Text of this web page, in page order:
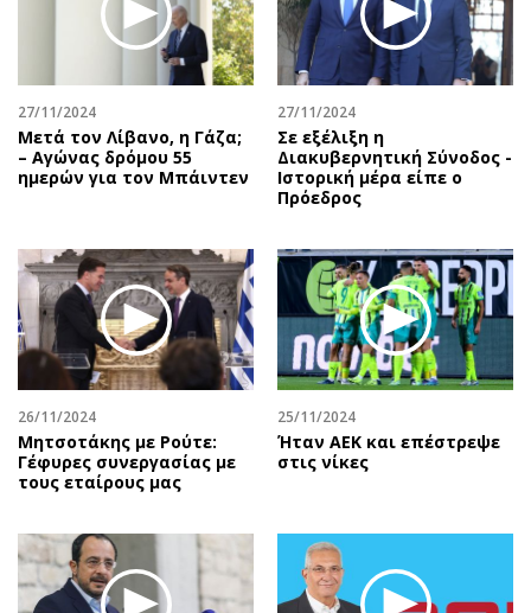
27/11/2024
Μετά τον Λίβανο, η Γάζα;
– Αγώνας δρόμου 55
ημερών για τον Μπάιντεν
27/11/2024
Σε εξέλιξη η
Διακυβερνητική Σύνοδος -
Ιστορική μέρα είπε ο
Πρόεδρος
26/11/2024
Μητσοτάκης με Ρούτε:
Γέφυρες συνεργασίας με
τους εταίρους μας
25/11/2024
Ήταν ΑΕΚ και επέστρεψε
στις νίκες